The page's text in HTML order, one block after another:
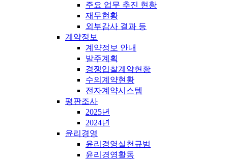
주요 업무 추진 현황
재무현황
외부감사 결과 등
계약정보
계약정보 안내
발주계획
경쟁입찰계약현황
수의계약현황
전자계약시스템
평판조사
2025년
2024년
윤리경영
윤리경영실천규범
윤리경영활동